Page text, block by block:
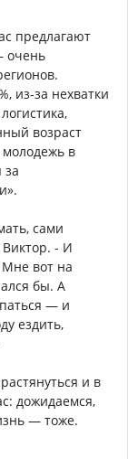
предлагают
очень
из-за нехватки
возраст
молодежь в
за
сами
Виктор. - И
вот на
бы. А
— и
ездить,
и в
дожидаемся,
— тоже.